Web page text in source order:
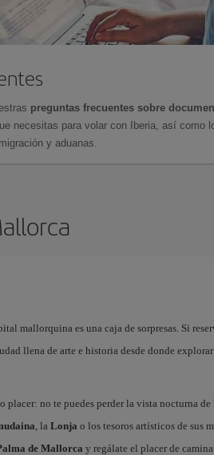
preguntas frecuentes sobre
necesitas para volar con Iberia, así como
y aduanas.
mallorquina es una caja de sorpresas. Si
llena de arte e historia desde donde
placer: no te puedes perder la vista nocturna de
, la Lonja o los tesoros artísticos de sus
de Mallorca y regálate el placer de